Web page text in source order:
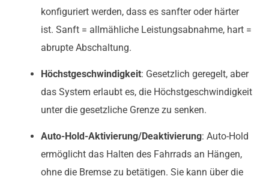
konfiguriert werden, dass es sanfter oder härter
ist. Sanft = allmähliche Leistungsabnahme, hart =
abrupte Abschaltung.
Höchstgeschwindigkeit: Gesetzlich geregelt, aber
das System erlaubt es, die Höchstgeschwindigkeit
unter die gesetzliche Grenze zu senken.
Auto-Hold-Aktivierung/Deaktivierung: Auto-Hold
ermöglicht das Halten des Fahrrads an Hängen,
ohne die Bremse zu betätigen. Sie kann über die